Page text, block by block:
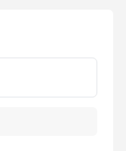
belirtilen